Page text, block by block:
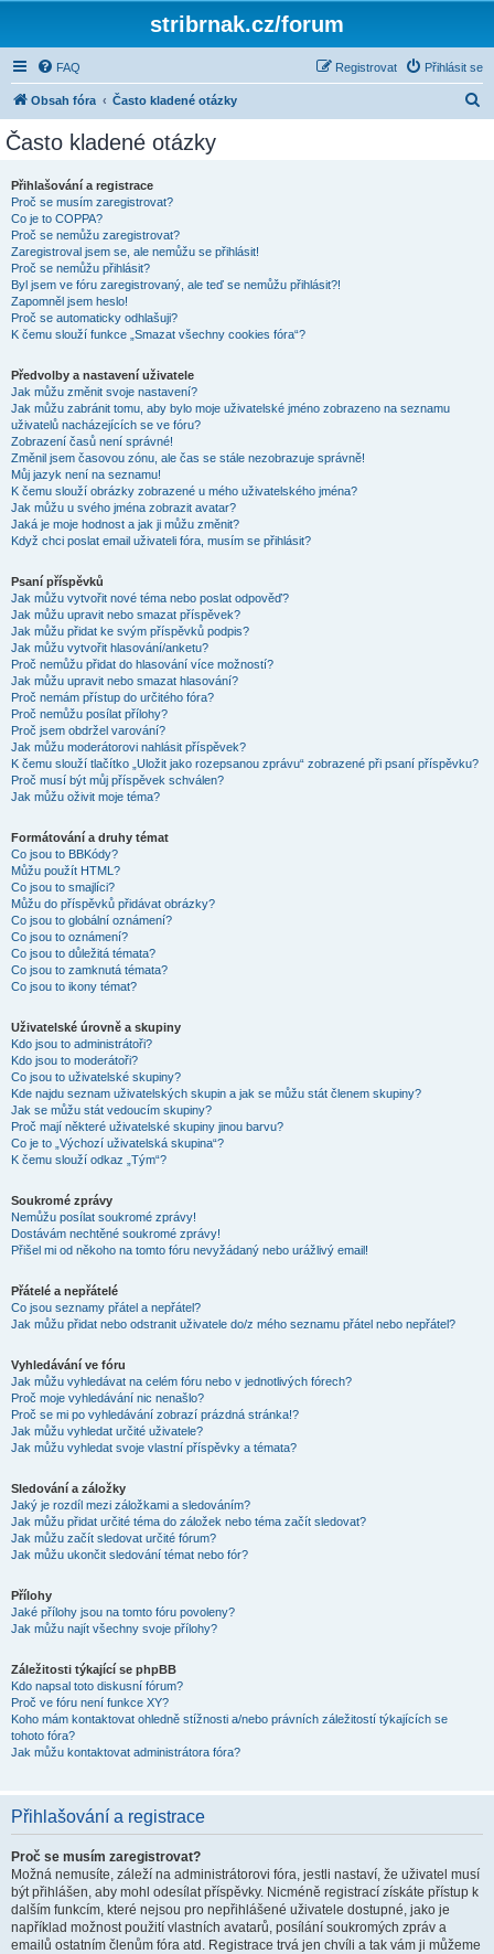
stribrnak.cz/forum
FAQ Přihlásit se
Registrovat
Obsah fóra Často kladené otázky
Často kladené otázky
Přihlašování a registrace
Proč se musím zaregistrovat?
Co je to COPPA?
Proč se nemůžu zaregistrovat?
Zaregistroval jsem se, ale nemůžu se přihlásit!
Proč se nemůžu přihlásit?
Byl jsem ve fóru zaregistrovaný, ale teď se nemůžu přihlásit?!
Zapomněl jsem heslo!
Proč se automaticky odhlašuji?
K čemu slouží funkce „Smazat všechny cookies fóra“?
Předvolby a nastavení uživatele
Jak můžu změnit svoje nastavení?
Jak můžu zabránit tomu, aby bylo moje uživatelské jméno zobrazeno na seznamu
uživatelů nacházejících se ve fóru?
Zobrazení časů není správné!
Změnil jsem časovou zónu, ale čas se stále nezobrazuje správně!
Můj jazyk není na seznamu!
K čemu slouží obrázky zobrazené u mého uživatelského jména?
Jak můžu u svého jména zobrazit avatar?
Jaká je moje hodnost a jak ji můžu změnit?
Když chci poslat email uživateli fóra, musím se přihlásit?
Psaní příspěvků
Jak můžu vytvořit nové téma nebo poslat odpověď?
Jak můžu upravit nebo smazat příspěvek?
Jak můžu přidat ke svým příspěvků podpis?
Jak můžu vytvořit hlasování/anketu?
Proč nemůžu přidat do hlasování více možností?
Jak můžu upravit nebo smazat hlasování?
Proč nemám přístup do určitého fóra?
Proč nemůžu posílat přílohy?
Proč jsem obdržel varování?
Jak můžu moderátorovi nahlásit příspěvek?
K čemu slouží tlačítko „Uložit jako rozepsanou zprávu“ zobrazené při psaní příspěvku?
Proč musí být můj příspěvek schválen?
Jak můžu oživit moje téma?
Formátování a druhy témat
Co jsou to BBKódy?
Můžu použít HTML?
Co jsou to smajlíci?
Můžu do příspěvků přidávat obrázky?
Co jsou to globální oznámení?
Co jsou to oznámení?
Co jsou to důležitá témata?
Co jsou to zamknutá témata?
Co jsou to ikony témat?
Uživatelské úrovně a skupiny
Kdo jsou to administrátoři?
Kdo jsou to moderátoři?
Co jsou to uživatelské skupiny?
Kde najdu seznam uživatelských skupin a jak se můžu stát členem skupiny?
Jak se můžu stát vedoucím skupiny?
Proč mají některé uživatelské skupiny jinou barvu?
Co je to „Výchozí uživatelská skupina“?
K čemu slouží odkaz „Tým“?
Soukromé zprávy
Nemůžu posílat soukromé zprávy!
Dostávám nechtěné soukromé zprávy!
Přišel mi od někoho na tomto fóru nevyžádaný nebo urážlivý email!
Přátelé a nepřátelé
Co jsou seznamy přátel a nepřátel?
Jak můžu přidat nebo odstranit uživatele do/z mého seznamu přátel nebo nepřátel?
Vyhledávání ve fóru
Jak můžu vyhledávat na celém fóru nebo v jednotlivých fórech?
Proč moje vyhledávání nic nenašlo?
Proč se mi po vyhledávání zobrazí prázdná stránka!?
Jak můžu vyhledat určité uživatele?
Jak můžu vyhledat svoje vlastní příspěvky a témata?
Sledování a záložky
Jaký je rozdíl mezi záložkami a sledováním?
Jak můžu přidat určité téma do záložek nebo téma začít sledovat?
Jak můžu začít sledovat určité fórum?
Jak můžu ukončit sledování témat nebo fór?
Přílohy
Jaké přílohy jsou na tomto fóru povoleny?
Jak můžu najít všechny svoje přílohy?
Záležitosti týkající se phpBB
Kdo napsal toto diskusní fórum?
Proč ve fóru není funkce XY?
Koho mám kontaktovat ohledně stížnosti a/nebo právních záležitostí týkajících se
tohoto fóra?
Jak můžu kontaktovat administrátora fóra?
Přihlašování a registrace
Proč se musím zaregistrovat?
Možná nemusíte, záleží na administrátorovi fóra, jestli nastaví, že uživatel musí
být přihlášen, aby mohl odesílat příspěvky. Nicméně registrací získáte přístup k
dalším funkcím, které nejsou pro nepřihlášené uživatele dostupné, jako je
například možnost použití vlastních avatarů, posílání soukromých zpráv a
emailů ostatním členům fóra atd. Registrace trvá jen chvíli a tak vám ji můžeme